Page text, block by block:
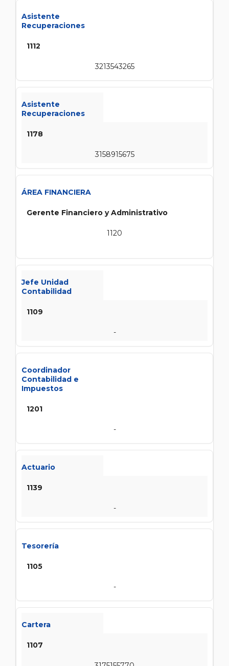
Asistente
Recuperaciones
1112
3213543265
Asistente
Recuperaciones
1178
3158915675
ÁREA FINANCIERA
Gerente Financiero y Administrativo
1120
Jefe Unidad
Contabilidad
1109
-
Coordinador
Contabilidad e
Impuestos
1201
-
Actuario
1139
-
Tesorería
1105
-
Cartera
1107